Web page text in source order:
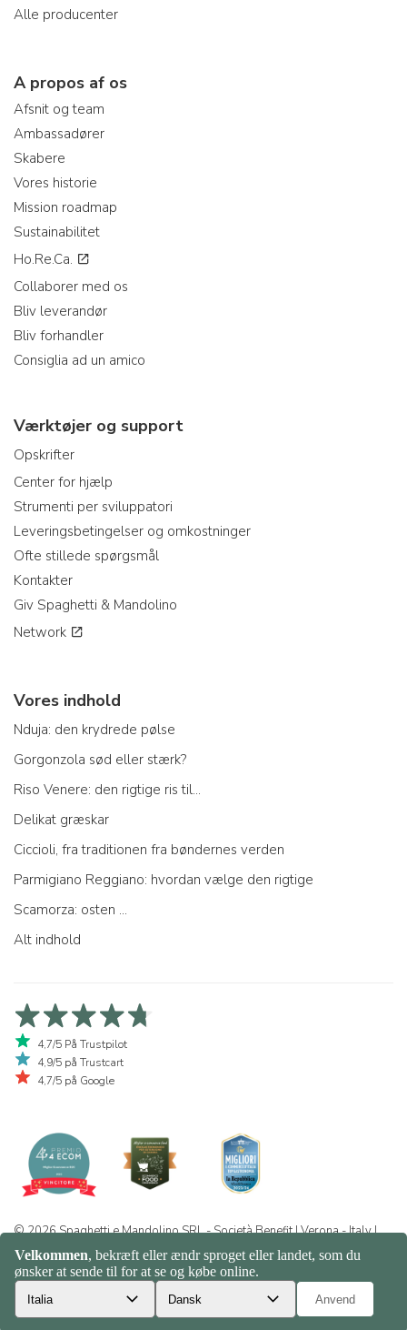
Alle producenter
A propos af os
Afsnit og team
Ambassadører
Skabere
Vores historie
Mission roadmap
Sustainabilitet
Ho.Re.Ca.
Collaborer med os
Bliv leverandør
Bliv forhandler
Consiglia ad un amico
Værktøjer og support
Opskrifter
Center for hjælp
Strumenti per sviluppatori
Leveringsbetingelser og omkostninger
Ofte stillede spørgsmål
Kontakter
Giv Spaghetti & Mandolino
Network
Vores indhold
Nduja: den krydrede pølse
Gorgonzola sød eller stærk?
Riso Venere: den rigtige ris til...
Delikat græskar
Ciccioli, fra traditionen fra bøndernes verden
Parmigiano Reggiano: hvordan vælge den rigtige
Scamorza: osten ...
Alt indhold
4,7/5 På Trustpilot
4,9/5 på Trustcart
4,7/5 på Google
© 2026 Spaghetti e Mandolino SRL - Società Benefit | Verona - Italy |
+39 351 865 9444 | P.I. IT04913730232 | Certificazione BIO: IT-BIO-
016.380-0110744.2026.001 | REA VR-455804 |Privatlivs- og
cookiepolitik|Sitemap